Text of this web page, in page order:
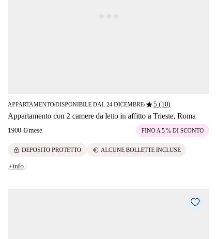
APPARTAMENTO■DISPONIBILE DAL 24 DICEMBRE■star5 (10)
Appartamento con 2 camere da letto in affitto a Trieste, Roma
1900 €/mese FINO A 5 % DI SCONTO
lock DEPOSITO PROTETTO euro ALCUNE BOLLETTE INCLUSE
+info